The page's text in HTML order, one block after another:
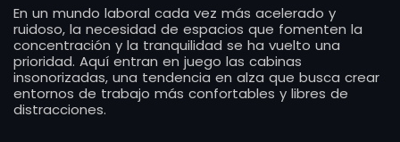
En un mundo laboral cada vez más acelerado y
ruidoso, la necesidad de espacios que fomenten la
concentración y la tranquilidad se ha vuelto una
prioridad. Aquí entran en juego las cabinas
insonorizadas, una tendencia en alza que busca crear
entornos de trabajo más confortables y libres de
distracciones.